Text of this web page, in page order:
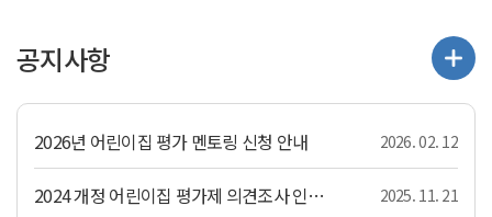
공지사항
2026년 어린이집 평가 멘토링 신청 안내 2026. 02. 12
2024 개정 어린이집 평가제 의견조사 인포그래픽 2025. 11. 21